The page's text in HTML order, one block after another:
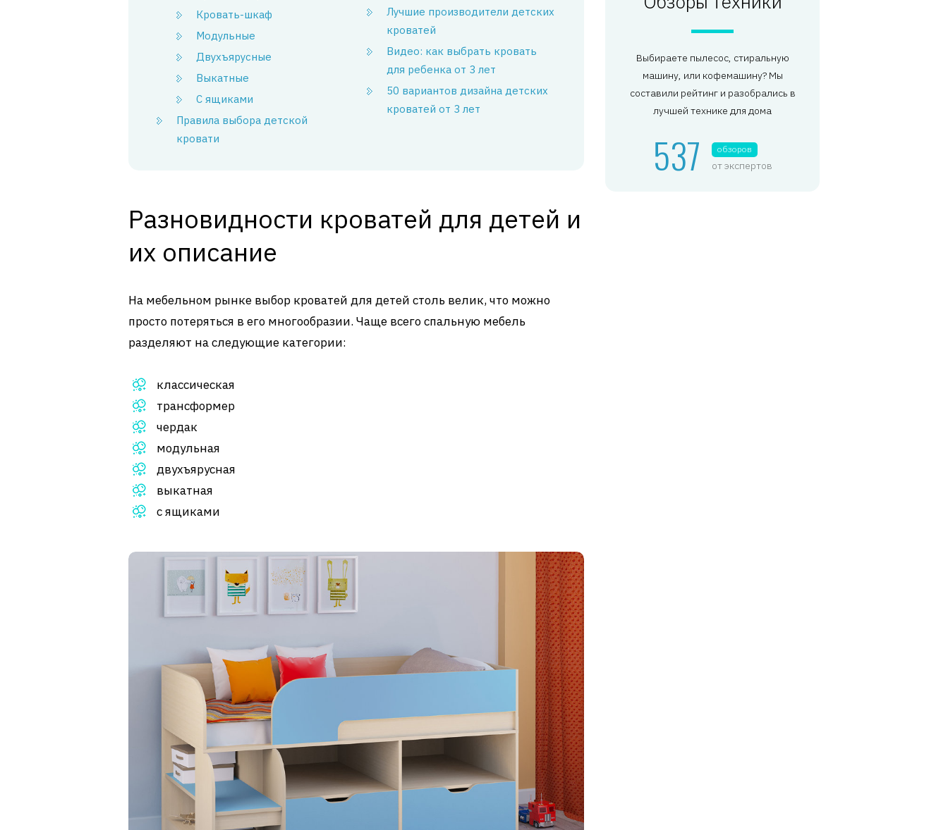
Кровать-шкаф
Модульные
Двухъярусные
Выкатные
С ящиками
Правила выбора детской
кровати
Лучшие производители детских
кроватей
Видео: как выбрать кровать
для ребенка от 3 лет
50 вариантов дизайна детских
кроватей от 3 лет
Разновидности кроватей для детей и
их описание
На мебельном рынке выбор кроватей для детей столь велик, что можно
просто потеряться в его многообразии. Чаще всего спальную мебель
разделяют на следующие категории:
классическая
трансформер
чердак
модульная
двухъярусная
выкатная
с ящиками
Выбираете пылесос, стиральную
машину, или кофемашину? Мы
составили рейтинг и разобрались в
лучшей технике для дома
537 обзоров
от экспертов